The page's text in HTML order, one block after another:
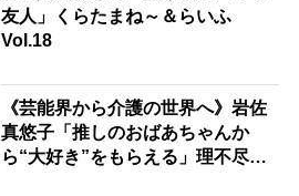
友人」くらたまね～＆らいふ
Vol.18
《芸能界から介護の世界へ》岩佐
真悠子「推しのおばあちゃんか
ら“大好き”をもらえる」理不尽さ